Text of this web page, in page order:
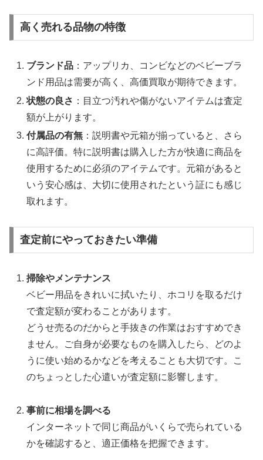
高く売れる品物の特徴
ブランド品 ：アップリカ、コンビなどのベビーブラ
ンド用品は需要が高く、高価買取が期待できます。
状態の良さ ：目立つ汚れや傷がないアイテムは査定
額が上がります。
付属品の有無 ：説明書や元箱が揃っていると、さら
に高評価。特に説明書は購入した方が快適に商品を
使用するために必須のアイテムです。元箱があると
いう安心感は、大切に使用されたという証にも感じ
取れます。
査定前にやっておきたい準備
掃除やメンテナンス
ベビー用品をきれいに拭いたり、ホコリを取るだけ
で査定額が変わることがあります。
どうせ売るのだからと手抜きの作業はおすすめでき
ません。ご自身が必要なものを購入したら、どのよ
うに使い始めるかなどを考えることも大切です。こ
のちょっとした心遣いが査定額に影響します。
事前に相場を調べる
インターネットで同じ商品がいくらで売られている
かを確認すると、適正価格を把握できます。